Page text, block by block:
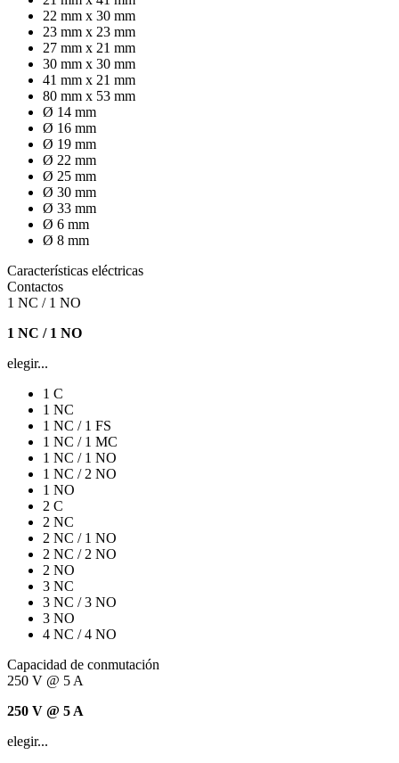
22 mm x 30 mm
23 mm x 23 mm
27 mm x 21 mm
30 mm x 30 mm
41 mm x 21 mm
80 mm x 53 mm
Ø 14 mm
Ø 16 mm
Ø 19 mm
Ø 22 mm
Ø 25 mm
Ø 30 mm
Ø 33 mm
Ø 6 mm
Ø 8 mm
Características eléctricas
Contactos
1 NC / 1 NO
1 NC / 1 NO
elegir...
1 C
1 NC
1 NC / 1 FS
1 NC / 1 MC
1 NC / 1 NO
1 NC / 2 NO
1 NO
2 C
2 NC
2 NC / 1 NO
2 NC / 2 NO
2 NO
3 NC
3 NC / 3 NO
3 NO
4 NC / 4 NO
Capacidad de conmutación
250 V @ 5 A
250 V @ 5 A
elegir...